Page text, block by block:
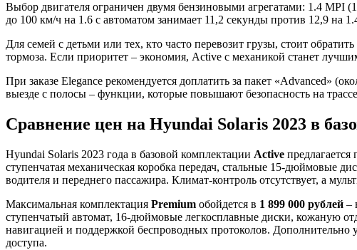
Выбор двигателя ограничен двумя бензиновыми агрегатами: 1.4 MPI
до 100 км/ч на 1.6 с автоматом занимает 11,2 секунды против 12,9 на
Для семей с детьми или тех, кто часто перевозит грузы, стоит
тормоза. Если приоритет – экономия, Active с механикой станет
При заказе Elegance рекомендуется доплатить за пакет «Advanced»
выезде с полосы – функции, которые повышают безопасность на
Сравнение цен на Hyundai Solaris 2023 в
Hyundai Solaris 2023 года в базовой комплектации Active предлагается
ступенчатая механическая коробка передач, стальные 15-дюймовые
водителя и переднего пассажира. Климат-контроль отсутствует, а
Максимальная комплектация Premium обойдется в 1 899 000 рублей –
ступенчатый автомат, 16-дюймовые легкосплавные диски, кожаную
навигацией и поддержкой беспроводных протоколов. Дополнительно
доступа.